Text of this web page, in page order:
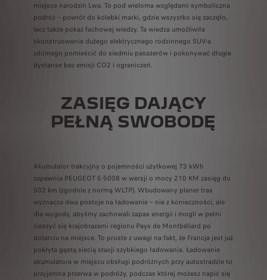
miejsce narodzin Lwa. To pod wieloma względami symboliczna
podróż – powrót do kolebki marki, gdzie wszystko się zaczęło,
lecz także pokaz fachowej wiedzy. Ta wiedza umożliwiła
skonstruowanie dużego elektrycznego rodzinnego SUV‑a
zdolnego pomieścić do siedmiu pasażerów i pokonywać długie
dystanse bez emisji CO2 i ograniczeń.
ZASIĘG DAJĄCY
PEŁNĄ SWOBODĘ
Akumulator trakcyjny o pojemności użytkowej 73 kWh
zapewnia PEUGEOT E‑5008 w wersji o mocy 210 KM zasięg do
502 km (zgodnie z normą WLTP). Wbudowany planer tras
wyznacza dwa postoje na ładowanie – nie z konieczności, ale
dla wygody, abyśmy zachowali zapas energii i mogli w pełni
cieszyć się krajobrazami regionu Pays de Montbéliard po
dotarciu na miejsce. To proste z uwagi na fakt, że Francja jest już
pokryta gęstą siecią stacji szybkiego ładowania. Ładowanie
akumulatora w miejscu obsługi podróżnych przy autostradzie to
przyjemna przerwa w podróży, podczas której możesz napić się